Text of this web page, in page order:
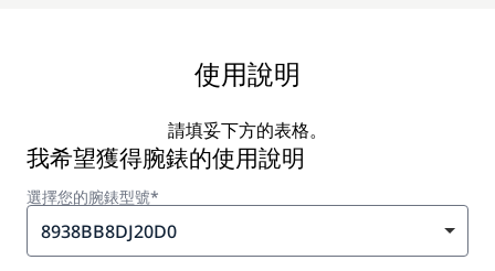
使用說明
請填妥下方的表格。
我希望獲得腕錶的使用說明
選擇您的腕錶型號*
8938BB8DJ20D0